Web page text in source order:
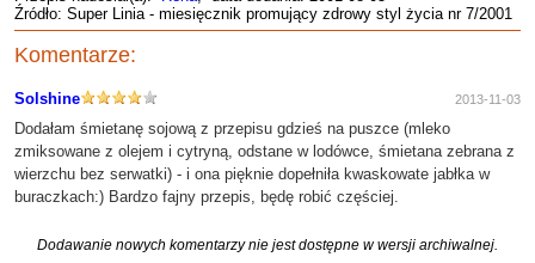
Źródło: Super Linia - miesięcznik promujący zdrowy styl życia nr 7/2001
Komentarze:
Solshine 2013-11-03
Dodałam śmietanę sojową z przepisu gdzieś na puszce (mleko
zmiksowane z olejem i cytryną, odstane w lodówce, śmietana zebrana z
wierzchu bez serwatki) - i ona pięknie dopełniła kwaskowate jabłka w
buraczkach:) Bardzo fajny przepis, będę robić częściej.
Dodawanie nowych komentarzy nie jest dostępne w wersji archiwalnej.